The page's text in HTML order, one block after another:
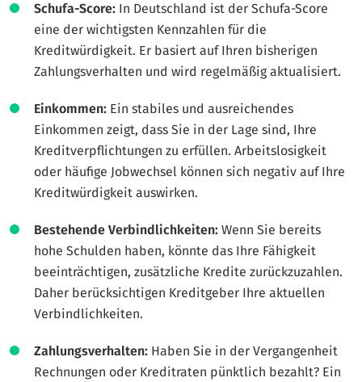
Schufa-Score: In Deutschland ist der Schufa-Score
eine der wichtigsten Kennzahlen für die
Kreditwürdigkeit. Er basiert auf Ihren bisherigen
Zahlungsverhalten und wird regelmäßig aktualisiert.
Einkommen: Ein stabiles und ausreichendes
Einkommen zeigt, dass Sie in der Lage sind, Ihre
Kreditverpflichtungen zu erfüllen. Arbeitslosigkeit
oder häufige Jobwechsel können sich negativ auf Ihre
Kreditwürdigkeit auswirken.
Bestehende Verbindlichkeiten: Wenn Sie bereits
hohe Schulden haben, könnte das Ihre Fähigkeit
beeinträchtigen, zusätzliche Kredite zurückzuzahlen.
Daher berücksichtigen Kreditgeber Ihre aktuellen
Verbindlichkeiten.
Zahlungsverhalten: Haben Sie in der Vergangenheit
Rechnungen oder Kreditraten pünktlich bezahlt? Ein